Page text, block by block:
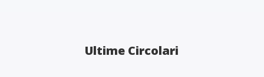
Ultime Circolari